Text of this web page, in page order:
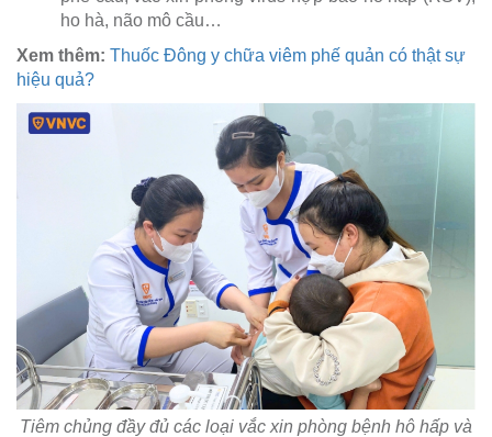
ho hà, não mô cầu…
Xem thêm: Thuốc Đông y chữa viêm phế quản có thật sự
hiệu quả?
Tiêm chủng đầy đủ các loại vắc xin phòng bệnh hô hấp và